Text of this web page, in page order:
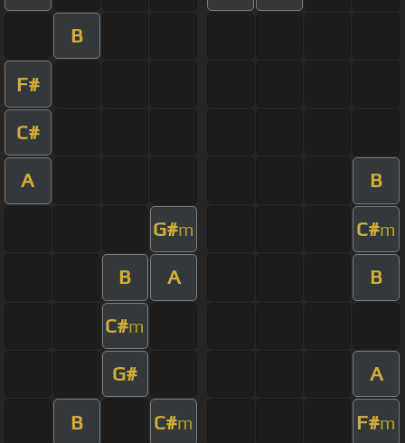
B
F#
C#
A B
G#m C#m
B A B
C#m
G# A
B C#m F#m